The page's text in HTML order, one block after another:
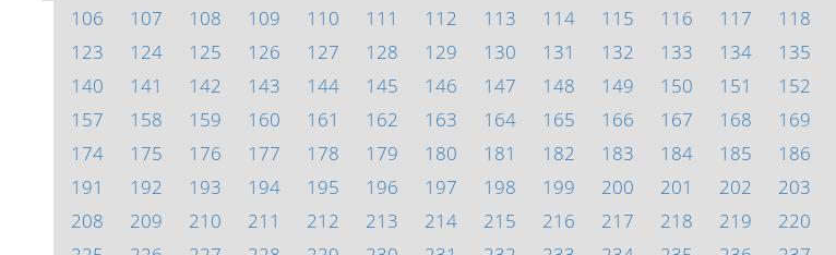
106
107 108 109 110 111 112 113 114 115 116 117 118
123
124 125 126 127 128 129 130 131 132 133 134 135
140
141 142 143 144 145 146 147 148 149 150 151 152
157
158 159 160 161 162 163 164 165 166 167 168 169
174
175 176 177 178 179 180 181 182 183 184 185 186
191
192 193 194 195 196 197 198 199 200 201 202 203
208
209 210 211 212 213 214 215 216 217 218 219 220